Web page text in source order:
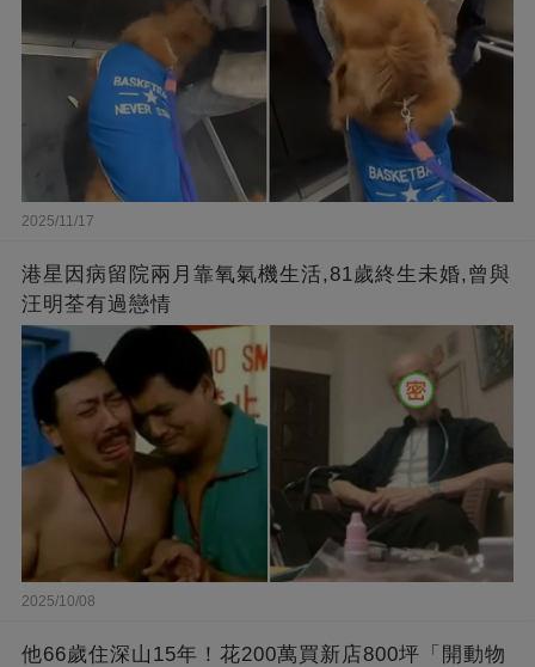
2025/11/17
港星因病留院兩月靠氧氣機生活,81歲終生未婚,曾與
汪明荃有過戀情
2025/10/08
他66歲住深山15年！花200萬買新店800坪「開動物